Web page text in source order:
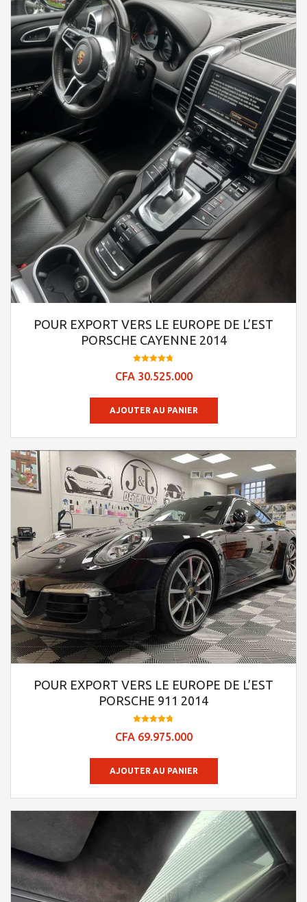
POUR EXPORT VERS LE EUROPE DE L’EST
PORSCHE CAYENNE 2014
4.78
CFA30.525.000
AJOUTER AU PANIER
POUR EXPORT VERS LE EUROPE DE L’EST
PORSCHE 911 2014
4.74
CFA69.975.000
AJOUTER AU PANIER